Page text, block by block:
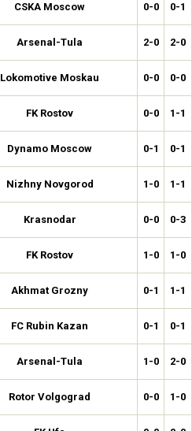
CSKA Moscow 0-0 0-1
Arsenal-Tula 2-0 2-0
Lokomotive Moskau 0-0 0-0
FK Rostov 0-0 1-1
Dynamo Moscow 0-1 0-1
Nizhny Novgorod 1-0 1-1
Krasnodar 0-0 0-3
FK Rostov 1-0 1-0
Akhmat Grozny 0-1 1-1
FC Rubin Kazan 0-1 0-1
Arsenal-Tula 1-0 2-0
Rotor Volgograd 0-0 1-0